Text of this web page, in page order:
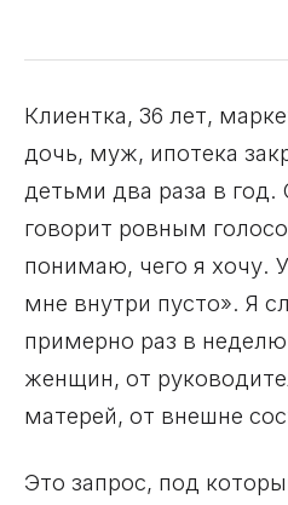
Клиентка, 36 лет,
дочь, муж, ипотека
детьми два раза в год.
говорит ровным
понимаю, чего я хочу.
мне внутри пусто». Я
примерно раз в
женщин, от
матерей, от внешне
Это запрос, под